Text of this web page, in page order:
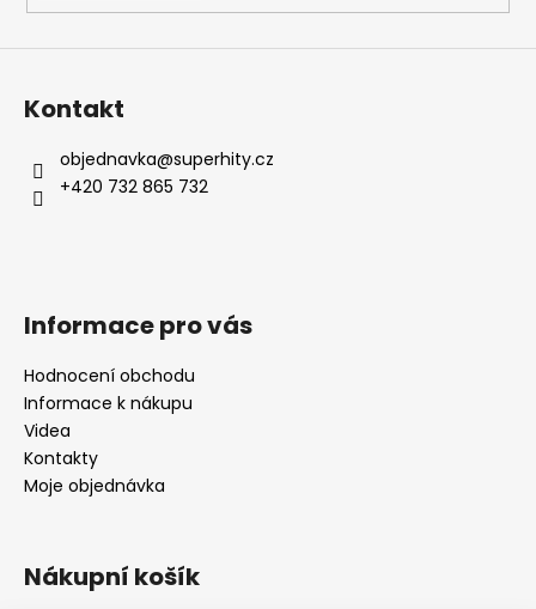
Kontakt
objednavka@superhity.cz
+420 732 865 732
Informace pro vás
Hodnocení obchodu
Informace k nákupu
Videa
Kontakty
Moje objednávka
Nákupní košík